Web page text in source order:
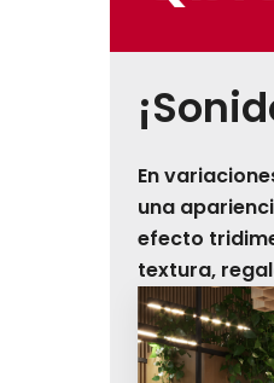
En
una
efecto
textura,